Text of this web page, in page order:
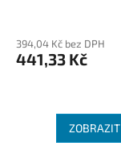
394,04 Kč bez DPH
441,33 Kč
ZOBRAZIT